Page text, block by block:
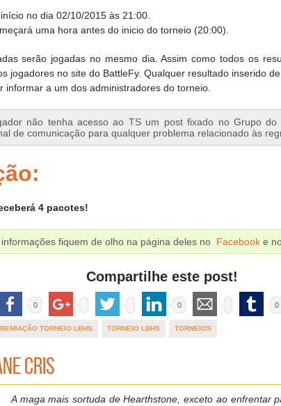
no dia 02/10/2015 às 21:00.
uma hora antes do inicio do torneio (20:00).
serão jogadas no mesmo dia. Assim como todos os
jogadores no site do BattleFy. Qualquer resultado inserido
informar a um dos administradores do torneio.
não tenha acesso ao TS um post fixado no Grupo do
de comunicação para qualquer problema relacionado às
4 pacotes!
fiquem de olho na página deles no Facebook e
Compartilhe este post!
0 0 0
TORNEIO LBHS TORNEIO LBHS TORNEIOS
Cris
A maga mais sortuda de Hearthstone, exceto ao enfrentar